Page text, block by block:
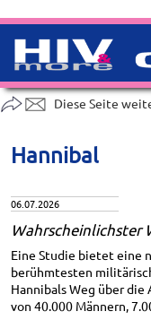
Hannibal
06.07.2026
Wahrscheinlichster
Eine Studie bietet eine
berühmtesten
Hannibals Weg über die
von 40.000 Männern,
Diese Seite